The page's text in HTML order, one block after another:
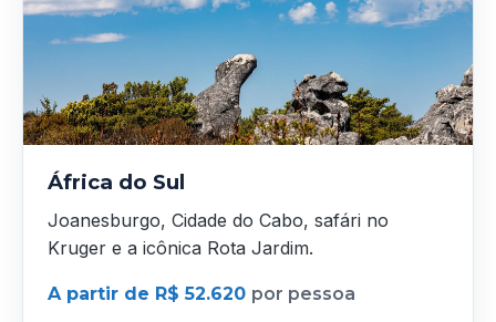
África do Sul
Joanesburgo, Cidade do Cabo, safári no
Kruger e a icônica Rota Jardim.
A partir de R$ 52.620 por pessoa